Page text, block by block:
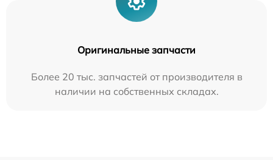
Оригинальные запчасти
Более 20 тыс. запчастей от производителя в
наличии на собственных складах.